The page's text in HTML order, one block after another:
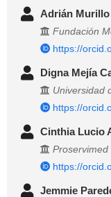
Adrián
Fundación
https://
Digna Mejía
Universidad
https://
Cinthia Lucio
Proservimed
https://
Jemmie